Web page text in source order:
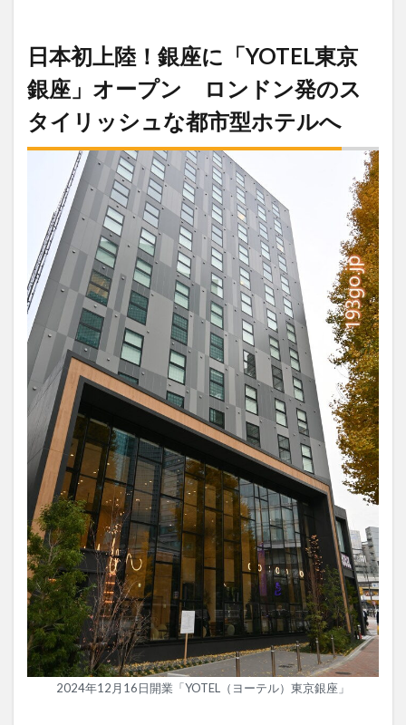
日本初上陸！銀座に「YOTEL東京
銀座」オープン ロンドン発のス
タイリッシュな都市型ホテルへ
2024年12月16日開業「YOTEL（ヨーテル）東京銀座」